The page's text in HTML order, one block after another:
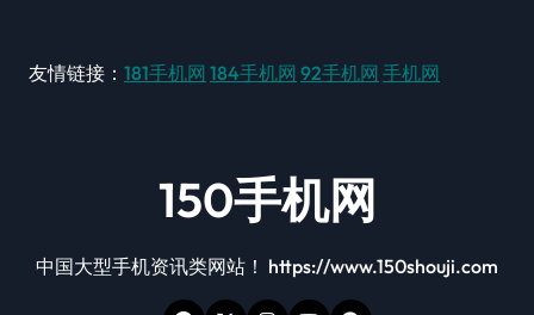
友情链接： 181手机网 184手机网 92手机网 手机网
150手机网
中国大型手机资讯类网站！ https://www.150shouji.com